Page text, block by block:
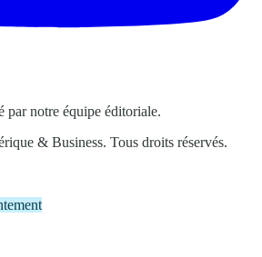
par notre équipe éditoriale.
& Business. Tous droits réservés.